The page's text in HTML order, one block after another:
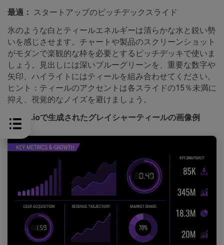
最適： スタートアップのピッチデックスライド
氷のような白とティールエネルギーは清らかな水と鋭い勢
いを感じさせます。チャートや製品のスクリーンショット
がモダンで楽観的な枠を必要とするピッチデッキで使いま
しょう。見出しには深いブルーグリーンを、重要な数字や
矢印、ハイライトにはティールを組み合わせてください。
ヒント：ティールのアクセントは各スライドの15％未満に
抑え、視覚的なノイズを避けましょう。
media.ioで生成されたグレイシャーティールの画像例